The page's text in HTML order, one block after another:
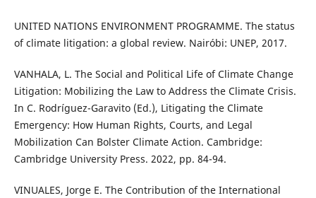
UNITED NATIONS ENVIRONMENT PROGRAMME. The status
of climate litigation: a global review. Nairóbi: UNEP, 2017.
VANHALA, L. The Social and Political Life of Climate Change
Litigation: Mobilizing the Law to Address the Climate Crisis.
In C. Rodríguez-Garavito (Ed.), Litigating the Climate
Emergency: How Human Rights, Courts, and Legal
Mobilization Can Bolster Climate Action. Cambridge:
Cambridge University Press. 2022, pp. 84-94.
VINUALES, Jorge E. The Contribution of the International